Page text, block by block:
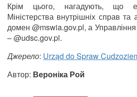
Крім цього, нагадують, що
Міністерства внутрішніх справ та
домен @mswia.gov.pl, а Управління
– @udsc.gov.pl.
Джерело: Urząd do Spraw
Автор: Вероніка Рой